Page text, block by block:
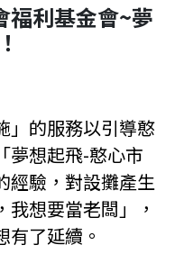
福利基金會~夢
」的服務以引導憨
夢想起飛-憨心市
經驗，對設攤產生
想要當老闆」，
有了延續。